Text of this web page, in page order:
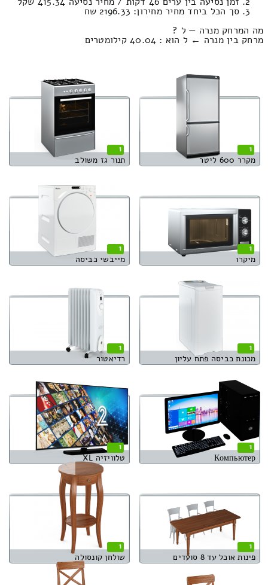
סך הכל ביחד מחיר מחירון: 2196.33 שח
מה המרחק מנרה — ל ?
מרחק בין מנרה ← ל הוא : 40.04 קילומטרים
1
מקרר 600 ליטר
1
תנור גז משולב
1
מיקרו
1
מייבשי כביסה
1
מכונת כביסה פתח עליון
1
רדיאטור
1
Компьютер
1
טלוויזיה XL
1
פינות אוכל עד 8 סועדים
1
שולחן קונסולה